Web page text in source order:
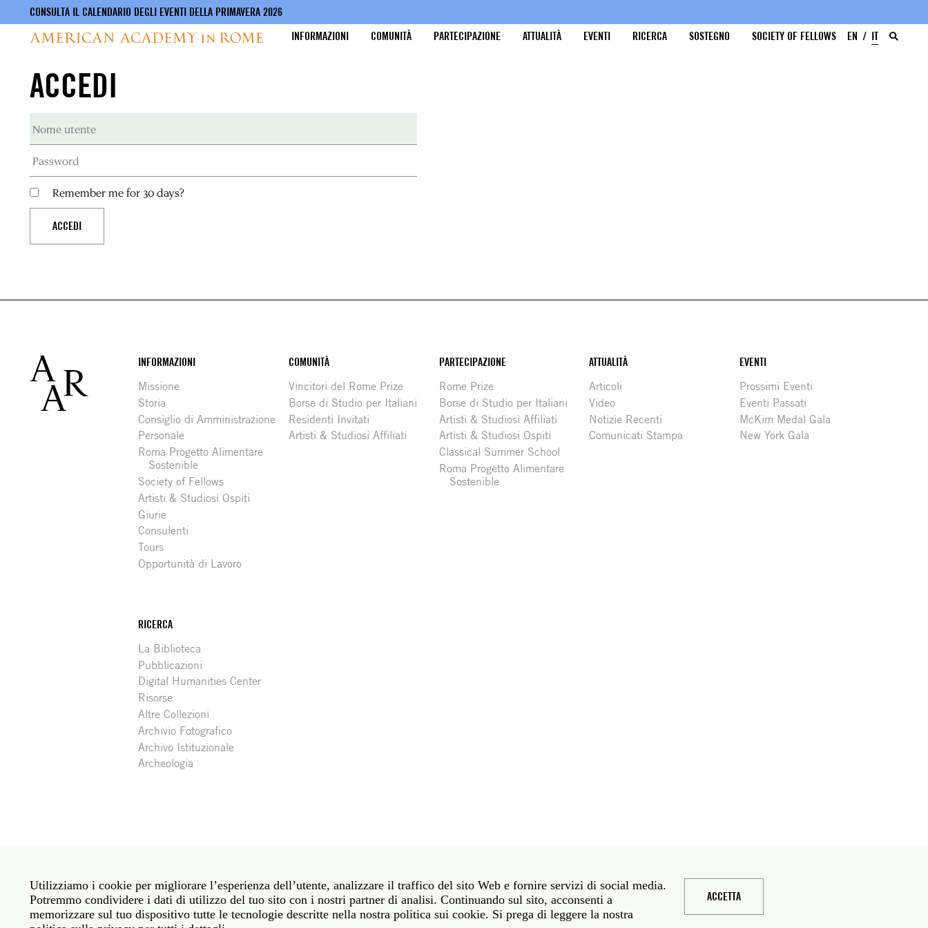
contenuto
principale
CONSULTA IL CALENDARIO DEGLI EVENTI DELLA PRIMAVERA 2026
INFORMAZIONI
COMUNITÀ PARTECIPAZIONE ATTUALITÀ EVENTI RICERCA SOSTEGNO SOCIETY OF FELLOWS EN IT
ACCEDI
Remember me for 30 days?
Footer
INFORMAZIONI
Missione
Storia
Consiglio di Amministrazione
Personale
Roma Progetto Alimentare
Sostenible
Society of Fellows
Artisti & Studiosi Ospiti
Giurie
Consulenti
Tours
Opportunità di Lavoro
COMUNITÀ
Vincitori del Rome Prize
Borse di Studio per Italiani
Residenti Invitati
Artisti & Studiosi Affiliati
PARTECIPAZIONE
Rome Prize
Borse di Studio per Italiani
Artisti & Studiosi Affiliati
Artisti & Studiosi Ospiti
Classical Summer School
Roma Progetto Alimentare
Sostenible
ATTUALITÀ
Articoli
Video
Notizie Recenti
Comunicati Stampa
EVENTI
Prossimi Eventi
Eventi Passati
McKim Medal Gala
New York Gala
RICERCA
La Biblioteca
Pubblicazioni
Digital Humanities Center
Risorse
Altre Collezioni
Archivio Fotografico
Archivo Istituzionale
Archeologia
media
Roma: Via Angelo Masina 5 00153 Roma ITALIA · t 39 06 58461 · f 39 06 5810788
New York: 535 West 22nd Street Third Floor New York NY 10011 · t 212 751 7200 · f 212 751 7220
Utilizziamo i cookie per migliorare l’esperienza dell’utente, analizzare il traffico del sito Web e fornire servizi di social media.
Potremmo condividere i dati di utilizzo del tuo sito con i nostri partner di analisi. Continuando sul sito, acconsenti a
memorizzare sul tuo dispositivo tutte le tecnologie descritte nella nostra politica sui cookie. Si prega di leggere la nostra
ACCETTA